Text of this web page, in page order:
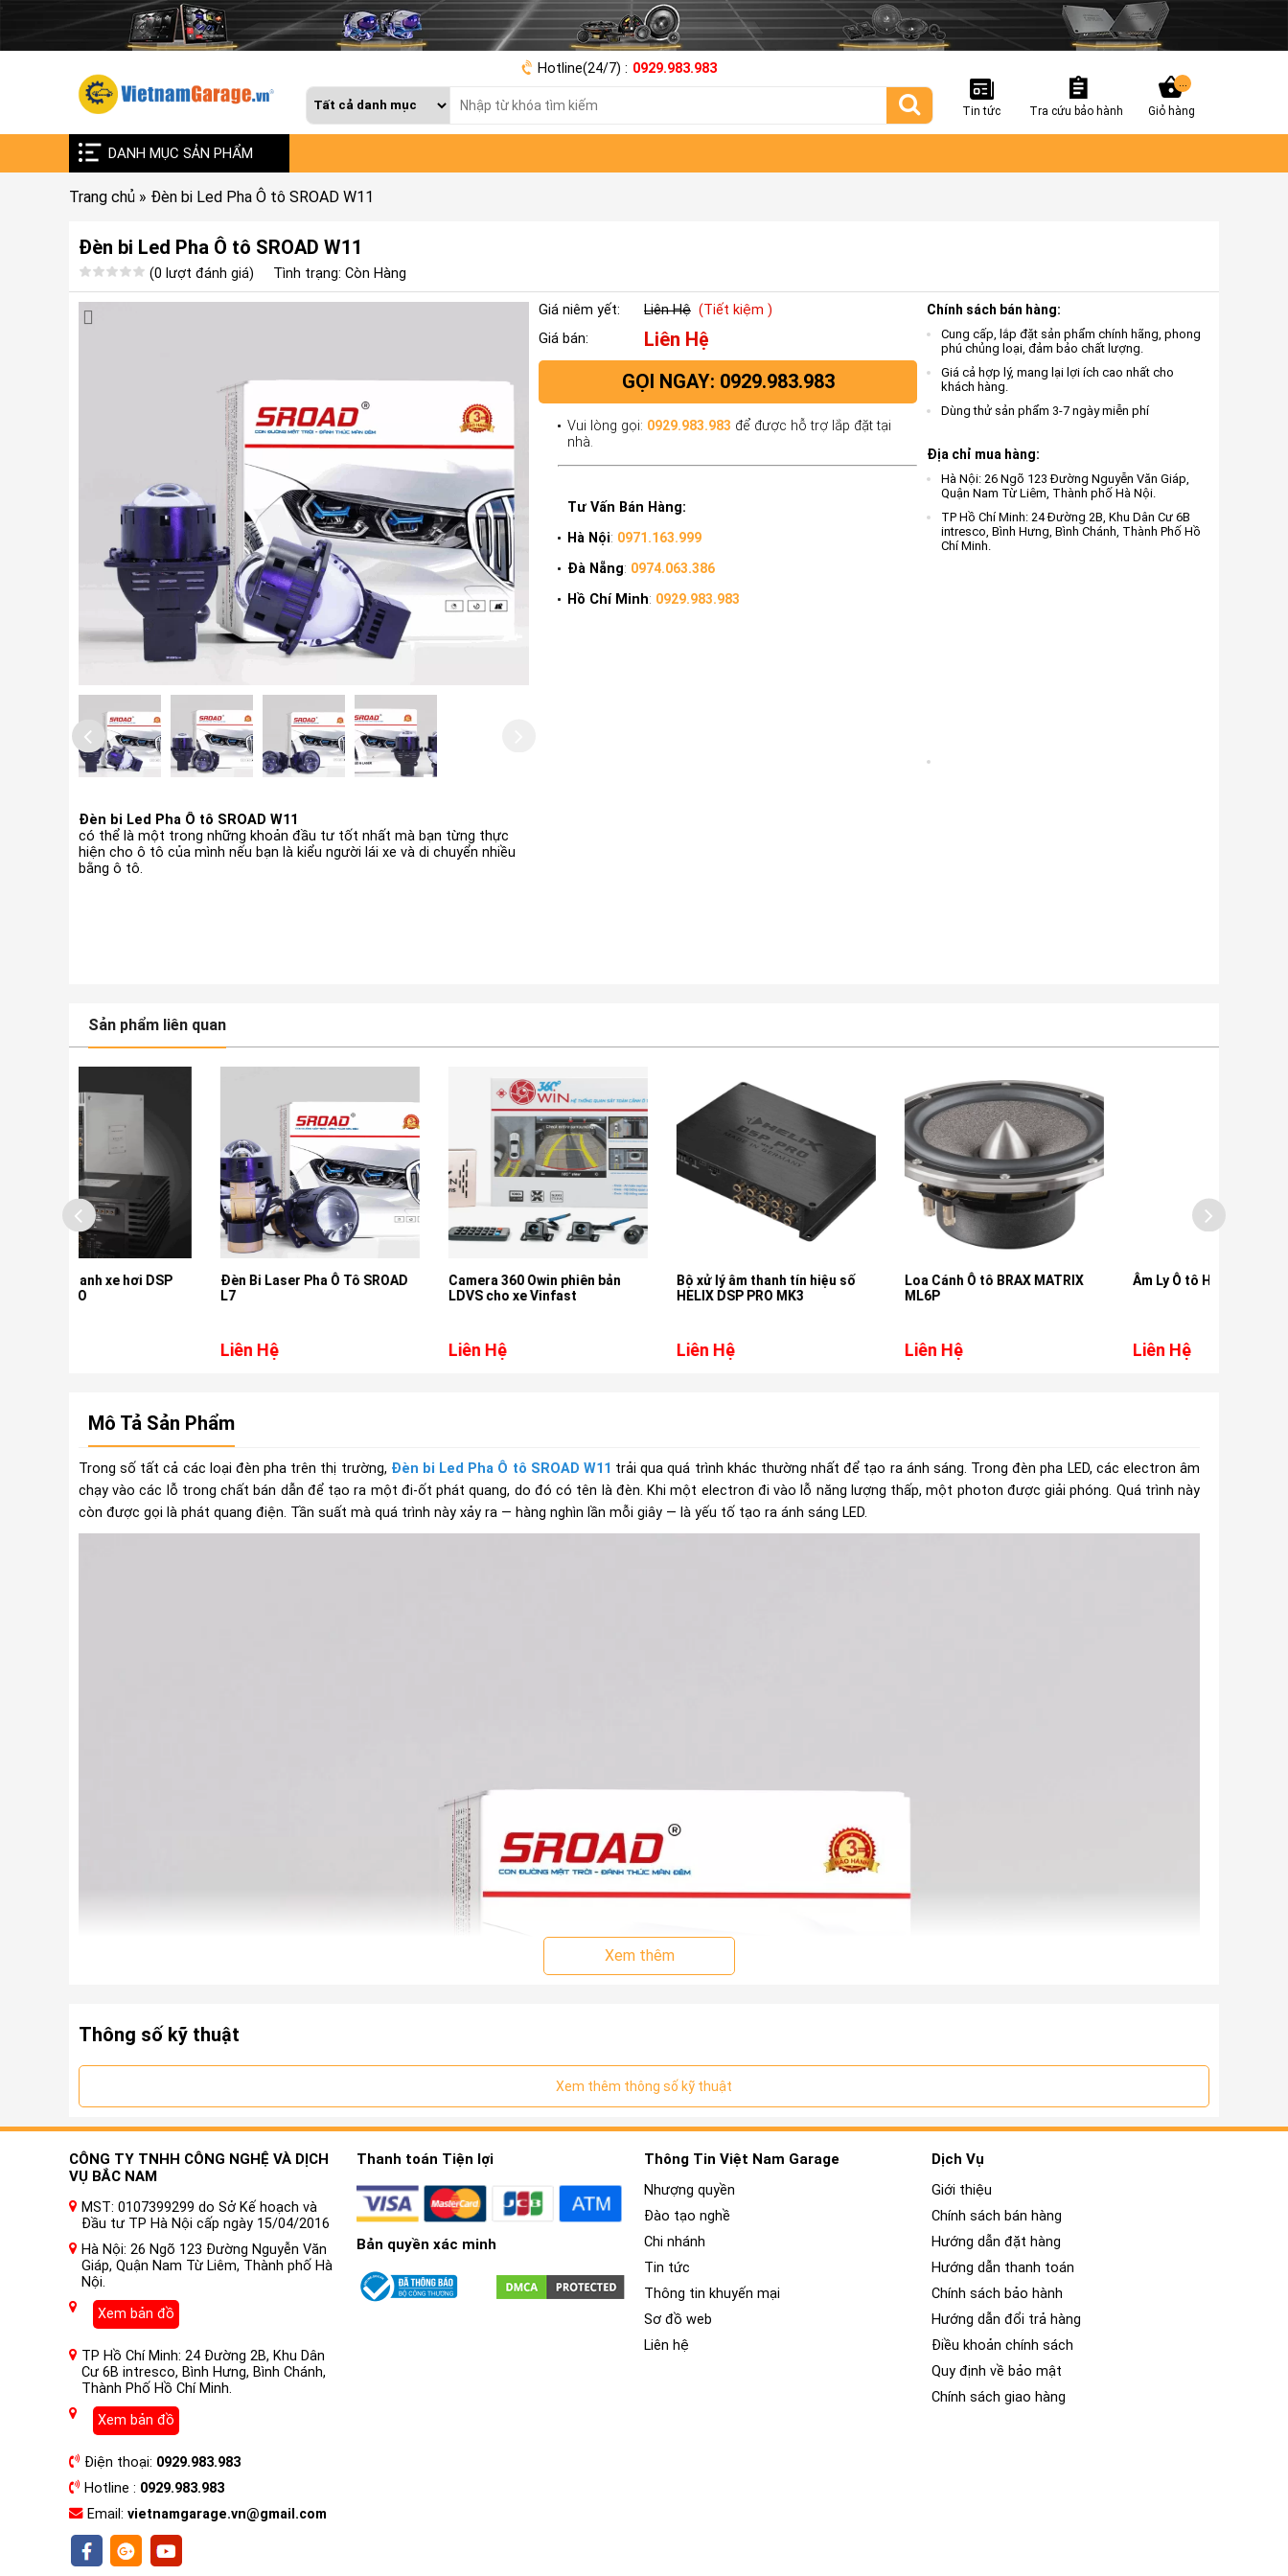
Hotline(24/7) : 0929.983.983
Tin tức Tra cứu bảo hành Giỏ hàng
DANH MỤC SẢN PHẨM
Trang chủ » Đèn bi Led Pha Ô tô SROAD W11
Đèn bi Led Pha Ô tô SROAD W11
(0 lượt đánh giá) Tình trạng: Còn Hàng
Đèn bi Led Pha Ô tô SROAD W11
có thể là một trong những khoản đầu tư tốt nhất mà bạn từng thực
hiện cho ô tô của mình nếu bạn là kiểu người lái xe và di chuyển nhiều
bằng ô tô.
Giá niêm yết: Liên Hệ (Tiết kiệm )
Giá bán:
Liên Hệ
GỌI NGAY: 0929.983.983
Vui lòng gọi: 0929.983.983 để được hỗ trợ lắp đặt tại
nhà.
Tư Vấn Bán Hàng:
Hà Nội: 0971.163.999
Đà Nẵng: 0974.063.386
Hồ Chí Minh: 0929.983.983
Chính sách bán hàng:
Cung cấp, lắp đặt sản phẩm chính hãng, phong
phú chủng loại, đảm bảo chất lượng.
Giá cả hợp lý, mang lại lợi ích cao nhất cho
khách hàng.
Dùng thử sản phẩm 3-7 ngày miễn phí
Địa chỉ mua hàng:
Hà Nội: 26 Ngõ 123 Đường Nguyễn Văn Giáp,
Quận Nam Từ Liêm, Thành phố Hà Nội.
TP Hồ Chí Minh: 24 Đường 2B, Khu Dân Cư 6B
intresco, Bình Hưng, Bình Chánh, Thành Phố Hồ
Chí Minh.
Sản phẩm liên quan
Đèn Bi Laser Pha Ô Tô SROAD
Camera 360 Owin phiên bản
LDVS cho xe Vinfast
Bộ xử lý âm thanh tín hiệu số
HELIX DSP PRO MK3
Loa Cánh Ô tô BRAX MATRIX
ML6P
Âm Ly Ô tô HELIX M FOUR
Mô Tả Sản Phẩm
Trong số tất cả các loại đèn pha trên thị trường, Đèn bi Led Pha Ô tô SROAD W11 trải qua quá trình khác thường nhất để tạo ra ánh sáng. Trong đèn pha LED, các electron âm
chạy vào các lỗ trong chất bán dẫn để tạo ra một đi-ốt phát quang, do đó có tên là đèn. Khi một electron đi vào lỗ năng lượng thấp, một photon được giải phóng. Quá trình này
còn được gọi là phát quang điện. Tần suất mà quá trình này xảy ra — hàng nghìn lần mỗi giây — là yếu tố tạo ra ánh sáng LED.
Thông tin cơ bản đèn bi Led Pha Ô tô SROAD W11
Mô hình sản phẩm:
Công suất chùm tia thấp: 50w
Công suất chùm cao: 70W
Điện áp: 9-16V
Giá trị Lux chùm tia thấp: 6480Lux
Giá trị Lux chùm sáng cao: 22700Lux
Chip chùm tia thấp: chip led 6g
Chip chùm cao: chip dẫn 1g
Tuổi thọ: 30000 giờ
Bảo hành: 3 năm
Xem thêm
Thông số kỹ thuật
Xem thêm thông số kỹ thuật
CÔNG TY TNHH CÔNG NGHỆ VÀ DỊCH
VỤ BẮC NAM
MST: 0107399299 do Sở Kế hoạch và
Đầu tư TP Hà Nội cấp ngày 15/04/2016
Hà Nội: 26 Ngõ 123 Đường Nguyễn Văn
Giáp, Quận Nam Từ Liêm, Thành phố Hà
Nội.
Xem bản đồ
TP Hồ Chí Minh: 24 Đường 2B, Khu Dân
Cư 6B intresco, Bình Hưng, Bình Chánh,
Thành Phố Hồ Chí Minh.
Xem bản đồ
Điện thoại: 0929.983.983
Hotline : 0929.983.983
Email: vietnamgarage.vn@gmail.com
Thanh toán Tiện lợi
Bản quyền xác minh
Thông Tin Việt Nam Garage
Nhượng quyền
Đào tạo nghề
Chi nhánh
Tin tức
Thông tin khuyến mại
Sơ đồ web
Liên hệ
Dịch Vụ
Giới thiệu
Chính sách bán hàng
Hướng dẫn đặt hàng
Hướng dẫn thanh toán
Chính sách bảo hành
Hướng dẫn đổi trả hàng
Điều khoản chính sách
Quy định về bảo mật
Chính sách giao hàng